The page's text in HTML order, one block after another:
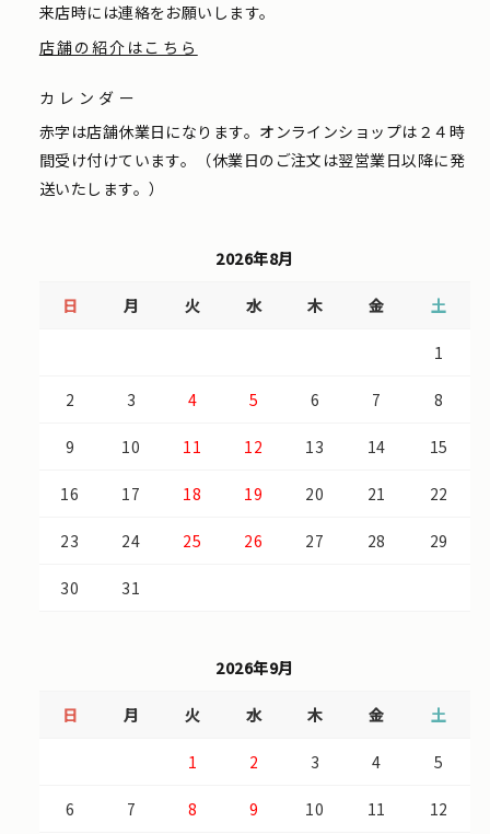
来店時には連絡をお願いします。
店舗の紹介はこちら
カレンダー
赤字は店舗休業日になります。オンラインショップは２４時
間受け付けています。（休業日のご注文は翌営業日以降に発
送いたします。）
2026年8月
日 月 火 水 木 金 土
1
2 3 4 5 6 7 8
9 10 11 12 13 14 15
16 17 18 19 20 21 22
23 24 25 26 27 28 29
30 31
2026年9月
日 月 火 水 木 金 土
1 2 3 4 5
6 7 8 9 10 11 12